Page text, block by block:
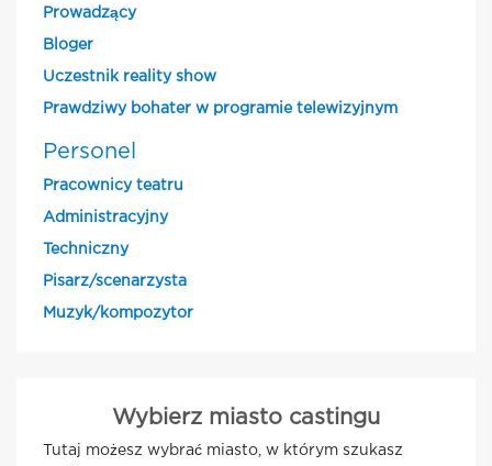
Prowadzący
Bloger
Uczestnik reality show
Prawdziwy bohater w programie telewizyjnym
Personel
Pracownicy teatru
Administracyjny
Techniczny
Pisarz/scenarzysta
Muzyk/kompozytor
Wybierz miasto castingu
Tutaj możesz wybrać miasto, w którym szukasz